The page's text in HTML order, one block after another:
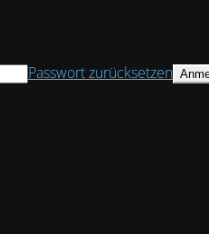
Passwort zurücksetzen